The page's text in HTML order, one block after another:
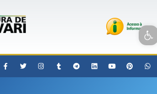
Open toolbar